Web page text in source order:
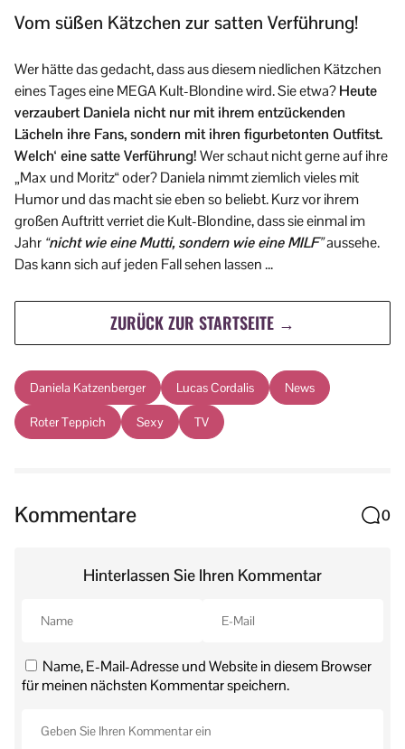
Vom süßen Kätzchen zur satten Verführung!
Wer hätte das gedacht, dass aus diesem niedlichen Kätzchen
eines Tages eine MEGA Kult-Blondine wird. Sie etwa?Heute
verzaubert Daniela nicht nur mit ihrem entzückenden
Lächeln ihre Fans, sondern mit ihren figurbetonten Outfitst.
Welch‘ eine satte Verführung!Wer schaut nicht gerne auf ihre
„Max und Moritz“ oder? Daniela nimmt ziemlich vieles mit
Humor und das macht sie eben so beliebt. Kurz vor ihrem
großen Auftritt verriet die Kult-Blondine, dass sie einmal im
Jahr “nicht wie eine Mutti, sondern wie eine MILF”aussehe.
Das kann sich auf jeden Fall sehen lassen …
ZURÜCK ZUR STARTSEITE →
Daniela Katzenberger Lucas Cordalis News
Roter Teppich Sexy TV
Kommentare 0
Hinterlassen Sie Ihren Kommentar
Name, E-Mail-Adresse und Website in diesem Browser
für meinen nächsten Kommentar speichern.